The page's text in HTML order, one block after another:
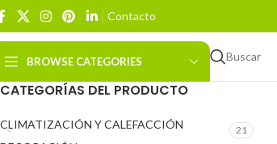
Contacto
BROWSE CATEGORIES Buscar
CATEGORÍAS DEL PRODUCTO
CLIMATIZACIÓN Y CALEFACCIÓN 21